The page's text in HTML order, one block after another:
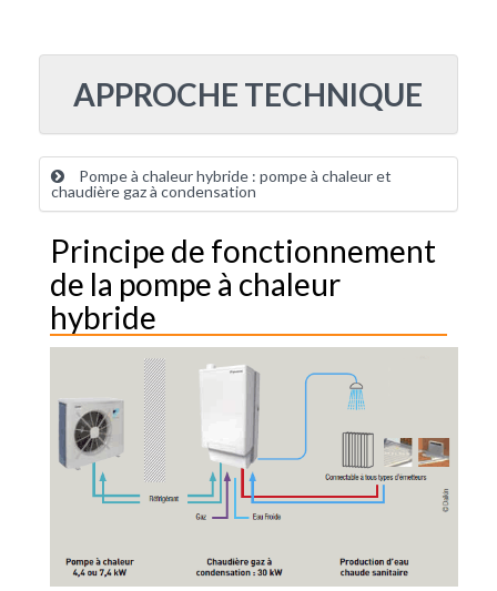
APPROCHE TECHNIQUE
Pompe à chaleur hybride : pompe à chaleur et
chaudière gaz à condensation
Principe de fonctionnement
de la pompe à chaleur
hybride